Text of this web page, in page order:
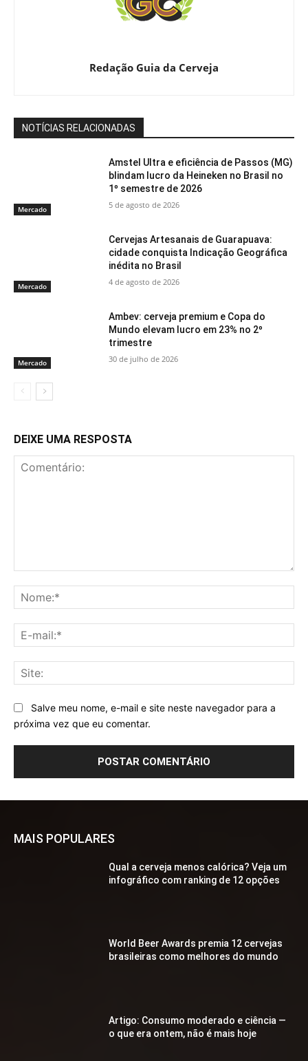
Redação Guia da Cerveja
NOTÍCIAS RELACIONADAS
Mercado
Amstel Ultra e eficiência de Passos (MG)
blindam lucro da Heineken no Brasil no
1º semestre de 2026
5 de agosto de 2026
Mercado
Cervejas Artesanais de Guarapuava:
cidade conquista Indicação Geográfica
inédita no Brasil
4 de agosto de 2026
Mercado
Ambev: cerveja premium e Copa do
Mundo elevam lucro em 23% no 2º
trimestre
30 de julho de 2026
DEIXE UMA RESPOSTA
Salve meu nome, e-mail e site neste navegador para a
próxima vez que eu comentar.
MAIS POPULARES
Qual a cerveja menos calórica? Veja um
infográfico com ranking de 12 opções
World Beer Awards premia 12 cervejas
brasileiras como melhores do mundo
Artigo: Consumo moderado e ciência —
o que era ontem, não é mais hoje